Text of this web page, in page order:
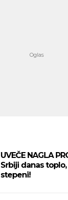
UVEČE NAGLA
Srbiji danas
stepeni!